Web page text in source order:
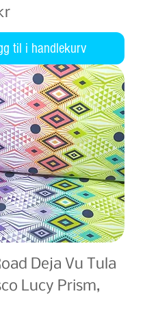
til i handlekurv
Deja Vu Tula
Lucy Prism,